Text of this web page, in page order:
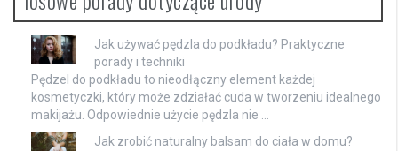
Jak używać pędzla do podkładu? Praktyczne
porady i techniki
Pędzel do podkładu to nieodłączny element każdej
kosmetyczki, który może zdziałać cuda w tworzeniu idealnego
makijażu. Odpowiednie użycie pędzla nie …
Jak zrobić naturalny balsam do ciała w domu?